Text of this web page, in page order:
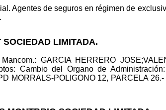
Agentes de seguros en régimen de
SOCIEDAD LIMITADA.
GARCIA HERRERO
Cambio del Organo de
MORRALS-POLIGONO 12, PARCELA